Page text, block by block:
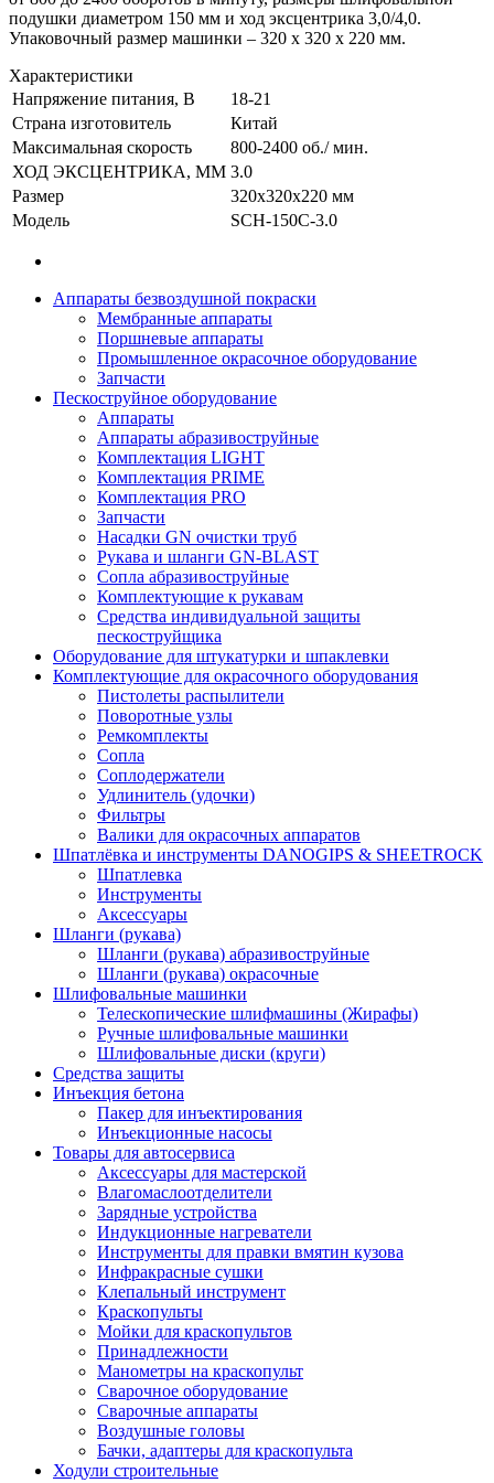
подушки диаметром 150 мм и ход эксцентрика 3,0/4,0.
Упаковочный размер машинки – 320 x 320 x 220 мм.
Характеристики
Напряжение питания, В
18-21
Страна изготовитель
Китай
Максимальная скорость
800-2400 об./ мин.
ХОД ЭКСЦЕНТРИКА, ММ 3.0
Размер
320x320x220 мм
Модель
SCH-150C-3.0
Аппараты безвоздушной покраски
Мембранные аппараты
Поршневые аппараты
Промышленное окрасочное оборудование
Запчасти
Пескоструйное оборудование
Аппараты
Аппараты абразивоструйные
Комплектация LIGHT
Комплектация PRIME
Комплектация PRO
Запчасти
Насадки GN очистки труб
Рукава и шланги GN-BLAST
Сопла абразивоструйные
Комплектующие к рукавам
Средства индивидуальной защиты
пескоструйщика
Оборудование для штукатурки и шпаклевки
Комплектующие для окрасочного оборудования
Пистолеты распылители
Поворотные узлы
Ремкомплекты
Сопла
Соплодержатели
Удлинитель (удочки)
Фильтры
Валики для окрасочных аппаратов
Шпатлёвка и инструменты DANOGIPS & SHEETROCK
Шпатлевка
Инструменты
Аксессуары
Шланги (рукава)
Шланги (рукава) абразивоструйные
Шланги (рукава) окрасочные
Шлифовальные машинки
Телескопические шлифмашины (Жирафы)
Ручные шлифовальные машинки
Шлифовальные диски (круги)
Средства защиты
Инъекция бетона
Пакер для инъектирования
Инъекционные насосы
Товары для автосервиса
Аксессуары для мастерской
Влагомаслоотделители
Зарядные устройства
Индукционные нагреватели
Инструменты для правки вмятин кузова
Инфракрасные сушки
Клепальный инструмент
Краскопульты
Мойки для краскопультов
Принадлежности
Манометры на краскопульт
Сварочное оборудование
Сварочные аппараты
Воздушные головы
Бачки, адаптеры для краскопульта
Ходули строительные